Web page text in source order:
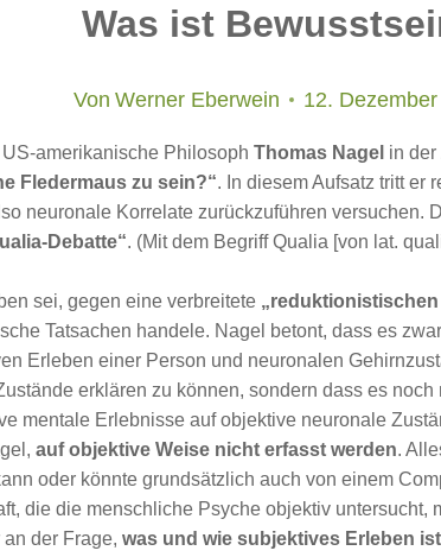
Was ist
Von Werner Eberwein 12.
amerikanische Philosoph Thomas Nagel in
Fledermaus zu sein?“. In diesem Aufsatz tritt er
neuronale Korrelate zurückzuführen versuchen.
Debatte“. (Mit dem Begriff Qualia [von lat.
sei, gegen eine verbreitete
Tatsachen handele. Nagel betont, dass es
Erleben einer Person und neuronalen
erklären zu können, sondern dass es
mentale Erlebnisse auf objektive neuronale
auf objektive Weise nicht erfasst werden.
oder könnte grundsätzlich auch von einem
die die menschliche Psyche objektiv
der Frage, was und wie subjektives Erleben ist